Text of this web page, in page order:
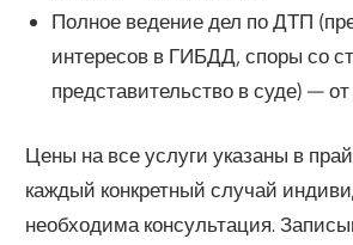
Полное ведение дел по ДТП
интересов в ГИБДД, споры со
представительство в суде) —
Цены на все услуги указаны в
каждый конкретный случай
необходима консультация.